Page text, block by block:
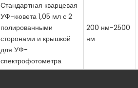
Стандартная кварцевая
УФ-кювета 1,05 мл с 2
полированными
сторонами и крышкой
для УФ-
спектрофотометра
200 нм-2500
нм